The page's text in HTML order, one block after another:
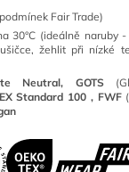
Fair Trade)
30°C (ideálně naruby
žehlit při nízké
Neutral, GOTS(
Standard 100 , FWF